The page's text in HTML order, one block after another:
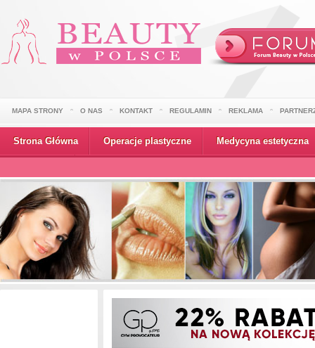
MAPA STRONY O NAS KONTAKT REGULAMIN REKLAMA
Strona Główna Operacje plastyczne Medycyna estetyczna